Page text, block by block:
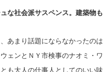
な社会派サスペンス。建築物も
あまり話題にならなかったの
ェンとＮＹ市検事のナオミ・
も大人の仕事人としてのいい